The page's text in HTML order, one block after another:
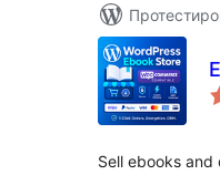
Sell ebooks